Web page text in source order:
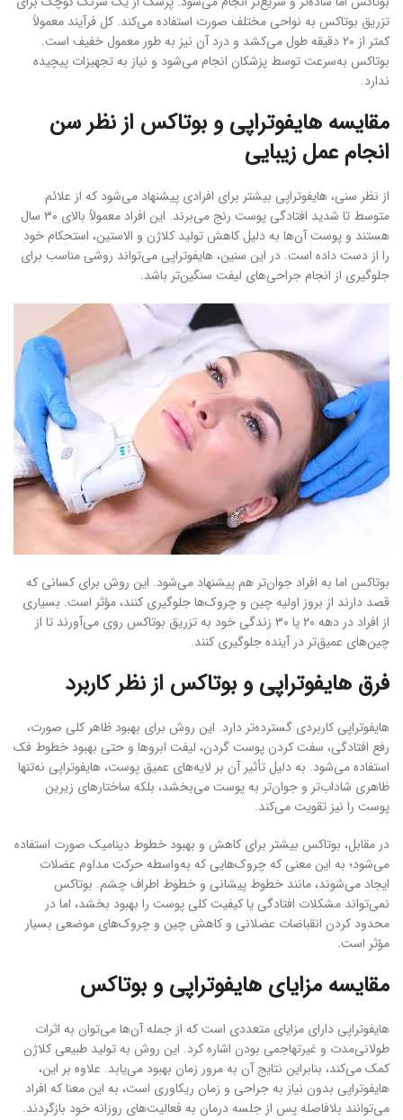
تزریق بوتاکس به نواحی مختلف صورت استفاده می‌کند. کل فرآیند معمولاً
کمتر از ۲۰ دقیقه طول می‌کشد و درد آن نیز به طور معمول خفیف است.
بوتاکس به‌سرعت توسط پزشکان انجام می‌شود و نیاز به تجهیزات پیچیده
ندارد.
مقایسه هایفوتراپی و بوتاکس از نظر سن
انجام عمل زیبایی
از نظر سنی، هایفوتراپی بیشتر برای افرادی پیشنهاد می‌شود که از علائم
متوسط تا شدید افتادگی پوست رنج می‌برند. این افراد معمولاً بالای ۳۰ سال
هستند و پوست آن‌ها به دلیل کاهش تولید کلاژن و الاستین، استحکام خود
را از دست داده است. در این سنین، هایفوتراپی می‌تواند روشی مناسب برای
جلوگیری از انجام جراحی‌های لیفت سنگین‌تر باشد.
بوتاکس اما به افراد جوان‌تر هم پیشنهاد می‌شود. این روش برای کسانی که
قصد دارند از بروز اولیه چین و چروک‌ها جلوگیری کنند، مؤثر است. بسیاری
از افراد در دهه ۲۰ یا ۳۰ زندگی خود به تزریق بوتاکس روی می‌آورند تا از
چین‌های عمیق‌تر در آینده جلوگیری کنند.
فرق هایفوتراپی و بوتاکس از نظر کاربرد
هایفوتراپی کاربردی گسترده‌تر دارد. این روش برای بهبود ظاهر کلی صورت،
رفع افتادگی، سفت کردن پوست گردن، لیفت ابروها و حتی بهبود خطوط فک
استفاده می‌شود. به دلیل تأثیر آن بر لایه‌های عمیق پوست، هایفوتراپی نه‌تنها
ظاهری شاداب‌تر و جوان‌تر به پوست می‌بخشد، بلکه ساختارهای زیرین
پوست را نیز تقویت می‌کند.
در مقابل، بوتاکس بیشتر برای کاهش و بهبود خطوط دینامیک صورت استفاده
می‌شود؛ به این معنی که چروک‌هایی که به‌واسطه حرکت مداوم عضلات
ایجاد می‌شوند، مانند خطوط پیشانی و خطوط اطراف چشم. بوتاکس
نمی‌تواند مشکلات افتادگی یا کیفیت کلی پوست را بهبود بخشد، اما در
محدود کردن انقباضات عضلانی و کاهش چین و چروک‌های موضعی بسیار
مؤثر است.
مقایسه مزایای هایفوتراپی و بوتاکس
هایفوتراپی دارای مزایای متعددی است که از جمله آن‌ها می‌توان به اثرات
طولانی‌مدت و غیرتهاجمی بودن اشاره کرد. این روش به تولید طبیعی کلاژن
کمک می‌کند، بنابراین نتایج آن به مرور زمان بهبود می‌یابد. علاوه بر این،
هایفوتراپی بدون نیاز به جراحی و زمان ریکاوری است، به این معنا که افراد
می‌توانند بلافاصله پس از جلسه درمان به فعالیت‌های روزانه خود بازگردند.